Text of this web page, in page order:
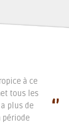
‘’
à ce
tous les
plus de